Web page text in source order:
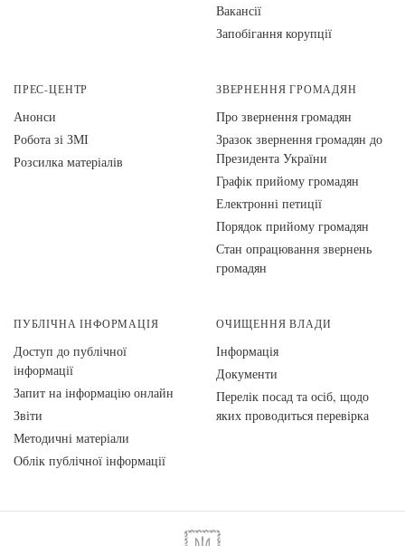
Вакансії
Запобігання корупції
ПРЕС-ЦЕНТР
Анонси
Робота зі ЗМІ
Розсилка матеріалів
ЗВЕРНЕННЯ ГРОМАДЯН
Про звернення громадян
Зразок звернення громадян до
Президента України
Графік прийому громадян
Електронні петиції
Порядок прийому громадян
Стан опрацювання звернень
громадян
ПУБЛІЧНА ІНФОРМАЦІЯ
Доступ до публічної
інформації
Запит на інформацію онлайн
Звіти
Методичні матеріали
Облік публічної інформації
ОЧИЩЕННЯ ВЛАДИ
Інформація
Документи
Перелік посад та осіб, щодо
яких проводиться перевірка